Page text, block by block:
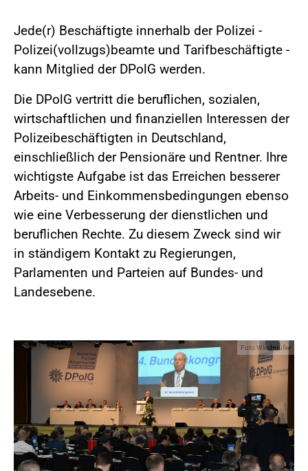
Jede(r) Beschäftigte innerhalb der Polizei -
Polizei(vollzugs)beamte und Tarifbeschäftigte -
kann Mitglied der DPolG werden.
Die DPolG vertritt die beruflichen, sozialen,
wirtschaftlichen und finanziellen Interessen der
Polizeibeschäftigten in Deutschland,
einschließlich der Pensionäre und Rentner. Ihre
wichtigste Aufgabe ist das Erreichen besserer
Arbeits- und Einkommensbedingungen ebenso
wie eine Verbesserung der dienstlichen und
beruflichen Rechte. Zu diesem Zweck sind wir
in ständigem Kontakt zu Regierungen,
Parlamenten und Parteien auf Bundes- und
Landesebene.
Foto:Windmüller